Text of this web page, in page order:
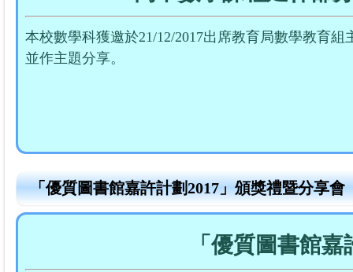
本校數學科獲邀於21/12/2017出席教育局數學教育
並作主題分享。
「優質圖書館嘉許計劃2017」頒獎禮暨分享會
「優質圖書館